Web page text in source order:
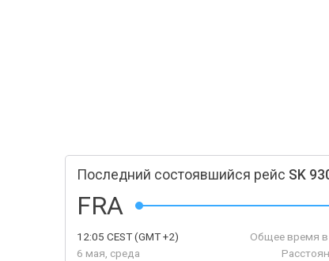
Последний состоявшийся рейс SK
FRA
12:05 CEST(GMT +2)
6 мая, среда
Общее время в